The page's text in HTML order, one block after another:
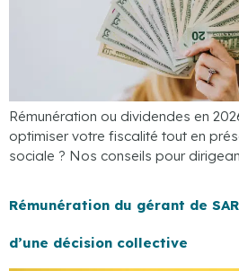
Rémunération ou dividendes en
optimiser votre fiscalité tout en
sociale ? Nos conseils pour
Rémunération du gérant de
d’une décision collective